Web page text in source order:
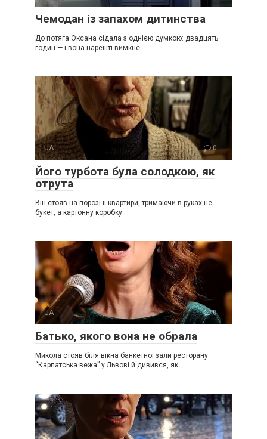
Чемодан із запахом дитинства
До потяга Оксана сідала з однією думкою: двадцять
годин — і вона нарешті вимкне
UA 0
Його турбота була солодкою, як
отрута
Він стояв на порозі її квартири, тримаючи в руках не
букет, а картонну коробку
UA 0
Батько, якого вона не обрала
Микола стояв біля вікна банкетної зали ресторану
“Карпатська вежа” у Львові й дивився, як